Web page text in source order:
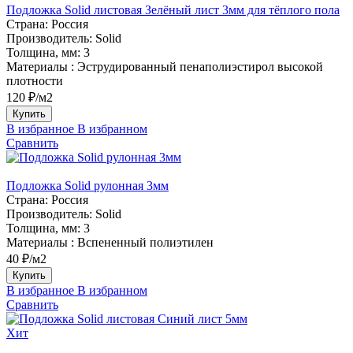
Подложка Solid листовая Зелёный лист 3мм для тёплого пола
Страна: Россия
Производитель: Solid
Толщина, мм: 3
Материалы : Эструдированный пенаполиэстирол высокой
плотности
120 ₽/м2
Купить
В избранное В избранном
Сравнить
Подложка Solid рулонная 3мм
Страна: Россия
Производитель: Solid
Толщина, мм: 3
Материалы : Вспененный полиэтилен
40 ₽/м2
Купить
В избранное В избранном
Сравнить
Хит